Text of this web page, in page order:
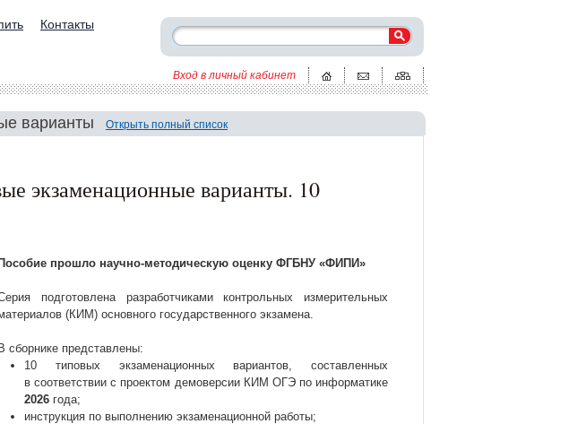
Контакты
Вход в личный кабинет
варианты Открыть полный список
экзаменационные варианты. 10
Пособие прошло научно-методическую оценку ФГБНУ «ФИПИ»
подготовлена разработчиками контрольных измерительных
(КИМ) основного государственного экзамена.
В сборнике представлены:
10 типовых экзаменационных вариантов, составленных
в соответствии с проектом демоверсии КИМ ОГЭ по информатике
2026 года;
инструкция по выполнению экзаменационной работы;